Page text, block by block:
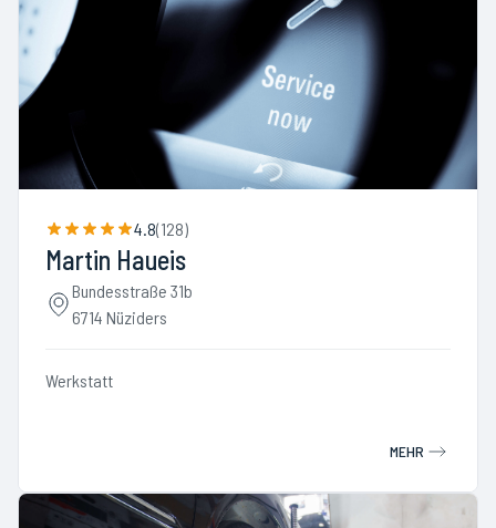
4.8(128)
Martin Haueis
Bundesstraße 31b
6714 Nüziders
Werkstatt
MEHR